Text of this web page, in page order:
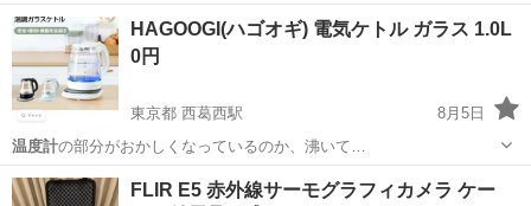
す。 料理…
神奈川 横浜市 キッチン家電
HAGOOGI(ハゴオギ) 電気ケトル ガラス 1.0L
0円
東京都 西葛西駅
8月5日
温度計の部分がおかしくなっているのか、沸いて…
東京 江戸川区 西葛西駅 キッチン家電
FLIR E5 赤外線サーモグラフィカメラ ケー